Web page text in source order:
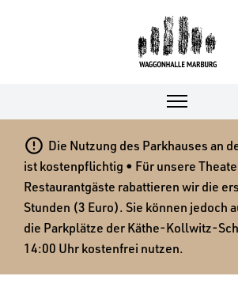
 Die Nutzung des Parkhauses an
ist kostenpflichtig • Für unsere
Restaurantgäste rabattieren wir die
Stunden (3 Euro). Sie können jedoch
die Parkplätze der Käthe-Kollwitz-
14:00 Uhr kostenfrei nutzen.